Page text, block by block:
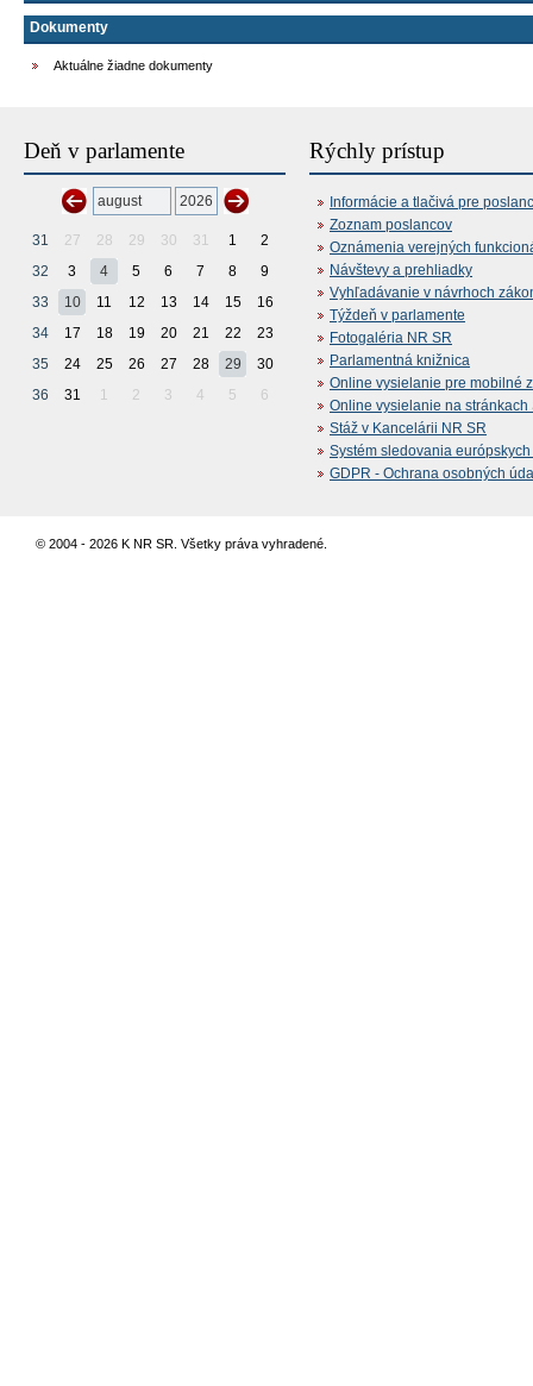
Dokumenty
Aktuálne žiadne dokumenty
Deň v parlamente
31 27 28 29 30 31 1
2
32
3 4 5 6 7 8
9
33
10 11 12 13 14 15
16
34
17 18 19 20 21 22
23
35
24 25 26 27 28 29
30
36
31 1 2 3 4 5 6
Rýchly prístup
Informácie a tlačivá pre
Zoznam poslancov
Oznámenia verejných
Návštevy a prehliadky
Vyhľadávanie v návrhoch
Týždeň v parlamente
Fotogaléria NR SR
Parlamentná knižnica
Online vysielanie pre mobilné
Online vysielanie na stránkach
Stáž v Kancelárii NR SR
Systém sledovania
GDPR - Ochrana osobných
© 2004 - 2026 K NR SR. Všetky práva vyhradené.